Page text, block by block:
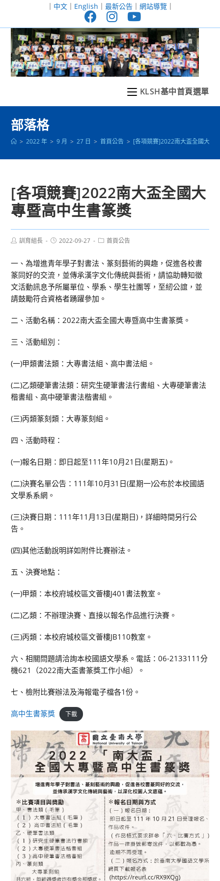
至
｜ 中文｜ English ｜ 最新公告｜ 網站導覽｜
KLSH基中首頁選單
部落格
> 2022 年 > 9 月 > 27 日 > 首頁公告 > [各項競賽]2022南大盃全國大專
[各項競賽]2022南大盃全國大
專暨高中生書篆獎
Post訓育組長
Post2022-09-27
Post首頁公告
一、為增進青年學子對書法、篆刻藝術的興趣，促進各校書
篆同好的交流，並傳承漢字文化傳統與藝術，請協助轉知徵
文活動訊息予所屬單位、學系、學生社團等，至紉公誼，並
請鼓勵符合資格者踴躍參加。
二、活動名稱：2022南大盃全國大專暨高中生書篆獎。
三、活動組別：
(一)甲類書法類：大專書法組、高中書法組。
(二)乙類硬筆書法類：研究生硬筆書法行書組、大專硬筆書法
楷書組、高中硬筆書法楷書組。
(三)丙類篆刻類：大專篆刻組。
四、活動時程：
(一)報名日期：即日起至111年10月21日(星期五)。
(二)決賽名單公告：111年10月31日(星期一)公布於本校國語
文學系系網。
(三)決賽日期：111年11月13日(星期日)，詳細時間另行公
告。
(四)其他活動說明詳如附件比賽辦法。
五、決賽地點：
(一)甲類：本校府城校區文薈樓J401書法教室。
(二)乙類：不辦理決賽、直接以報名作品進行決賽。
(三)丙類：本校府城校區文薈樓JB110教室。
六、相關問題請洽詢本校國語文學系。電話：06-2133111分
機621（2022南大盃書篆獎工作小組）。
七、檢附比賽辦法及海報電子檔各1份。
高中生書篆獎 下載